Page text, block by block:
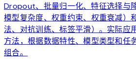
Dropout、批量归一化、特征选择与
模型复杂度、权重约束、权重衰减）
法、对抗训练、标签平滑）。实际应
方法，根据数据特性、模型类型和任
组合。